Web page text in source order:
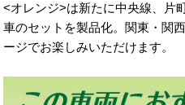
<オレンジ>は新たに中央線、片
車のセットを製品化。関東・関
ージでお楽しみいただけます。